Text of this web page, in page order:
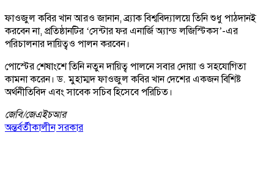
ফাওজুল কবির খান আরও জানান, ব্র্যাক বিশ্ববিদ্যালয়ে তিনি শুধু পাঠদানই
করবেন না, প্রতিষ্ঠানটির ‘সেন্টার ফর এনার্জি অ্যান্ড লজিস্টিকস’-এর
পরিচালনার দায়িত্বও পালন করবেন।
পোস্টের শেষাংশে তিনি নতুন দায়িত্ব পালনে সবার দোয়া ও সহযোগিতা
কামনা করেন। ড. মুহাম্মদ ফাওজুল কবির খান দেশের একজন বিশিষ্ট
অর্থনীতিবিদ এবং সাবেক সচিব হিসেবে পরিচিত।
জেবি/জেএইচআর
অন্তর্বর্তীকালীন সরকার